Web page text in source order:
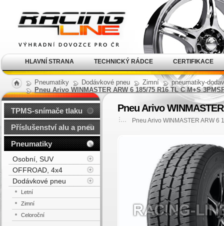
Pneumatiky Dodávkové pneu Zimní
pneumatiky-
Pneu Arivo WINMASTER ARW 6 185/75 R16 TL C M+S
Pneu Arivo
Pneu Arivo WINMASTER ARW
TPMS-snímače tlaku
Příslušenství alu a pneu
Pneumatiky
Osobní, SUV
OFFROAD, 4x4
Dodávkové pneu
Letní
Zimní
Celoroční
kola Racing Line
HLAVNÍ STRANA TECHNICKÝ RÁDCE CERTIFIKACE